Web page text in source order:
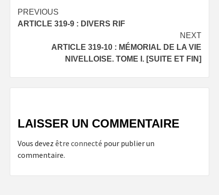
Post
navigation
PREVIOUS
ARTICLE 319-9 : DIVERS RIF
NEXT
ARTICLE 319-10 : MÉMORIAL DE LA VIE
NIVELLOISE. TOME I. [SUITE ET FIN]
LAISSER UN COMMENTAIRE
Vous devez être connecté pour publier un
commentaire.